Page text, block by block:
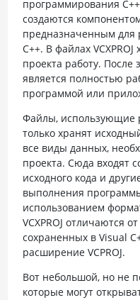
программирования
создаются
предназначенным для
C++. В файлах
проекта работу. После
является полностью
программой или
Файлы, использующие
только хранят
все виды данных,
проекта. Сюда входят
исходного кода и
выполнения
использованием
VCXPROJ отличаются
сохраненных в Visual
расширение VCPROJ.
Вот небольшой, но не
которые могут